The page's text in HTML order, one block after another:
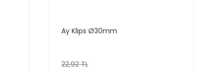
Ay Klips Ø30mm
22,92 TL